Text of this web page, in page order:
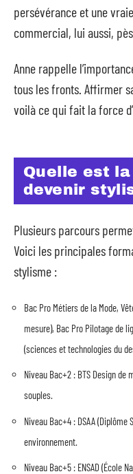
persévérance et une
commercial, lui aussi,
Anne rappelle
tous les fronts. Affirmer
voilà ce qui fait la force
Quelle est
devenir
Plusieurs parcours
Voici les principales
stylisme :
Bac Pro Métiers de la Mode,
mesure), Bac Pro Pilotage de
(sciences et technologies du
Niveau Bac+2 : BTS Design de
souples.
Niveau Bac+4 : DSAA (Diplôme
environnement.
Niveau Bac+5 : ENSAD (École